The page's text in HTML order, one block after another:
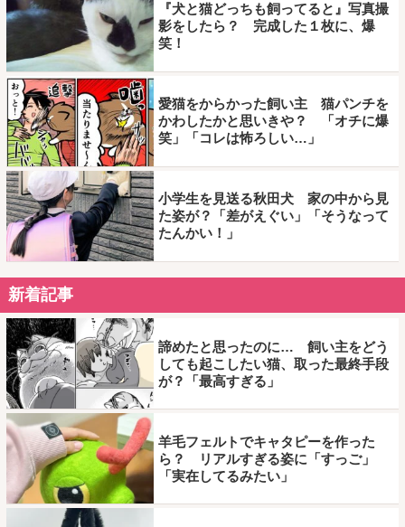
『犬と猫どっちも飼ってると』写真撮
影をしたら？ 完成した１枚に、爆
笑！
愛猫をからかった飼い主 猫パンチを
かわしたかと思いきや？ 「オチに爆
笑」「コレは怖ろしい…」
小学生を見送る秋田犬 家の中から見
た姿が？「差がえぐい」「そうなって
たんかい！」
新着記事
諦めたと思ったのに… 飼い主をどう
しても起こしたい猫、取った最終手段
が？「最高すぎる」
羊毛フェルトでキャタピーを作った
ら？ リアルすぎる姿に「すっご」
「実在してるみたい」